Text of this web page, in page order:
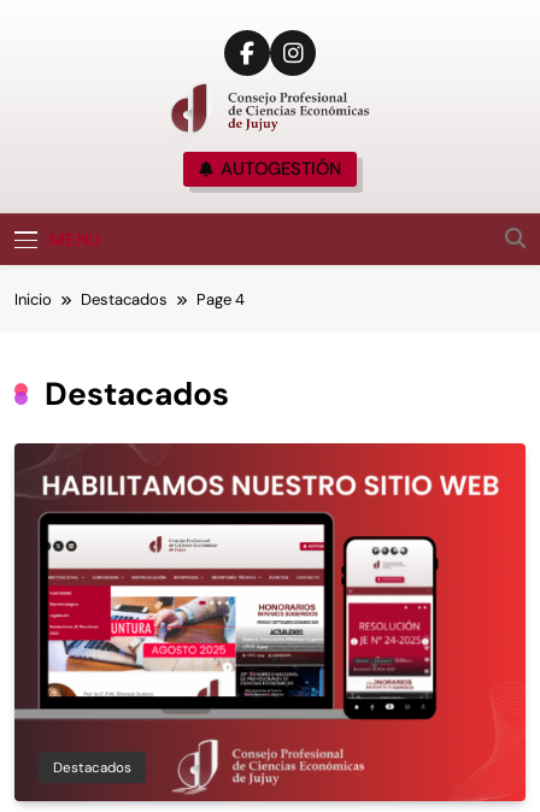
CPCE JUJUY
Consejo Profesional De Ciencias Económicas
De Jujuy, Argentina
AUTOGESTIÓN
MENU
Inicio Destacados Page 4
Destacados
Destacados